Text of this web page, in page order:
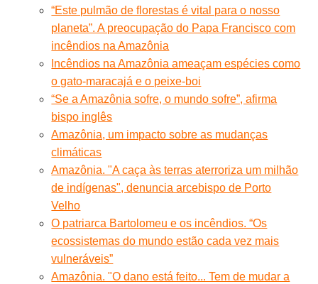
“Este pulmão de florestas é vital para o nosso
planeta”. A preocupação do Papa Francisco com
incêndios na Amazônia
Incêndios na Amazônia ameaçam espécies como
o gato-maracajá e o peixe-boi
“Se a Amazônia sofre, o mundo sofre”, afirma
bispo inglês
Amazônia, um impacto sobre as mudanças
climáticas
Amazônia. "A caça às terras aterroriza um milhão
de indígenas", denuncia arcebispo de Porto
Velho
O patriarca Bartolomeu e os incêndios. “Os
ecossistemas do mundo estão cada vez mais
vulneráveis”
Amazônia. "O dano está feito... Tem de mudar a